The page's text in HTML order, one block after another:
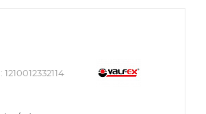
1210012332114